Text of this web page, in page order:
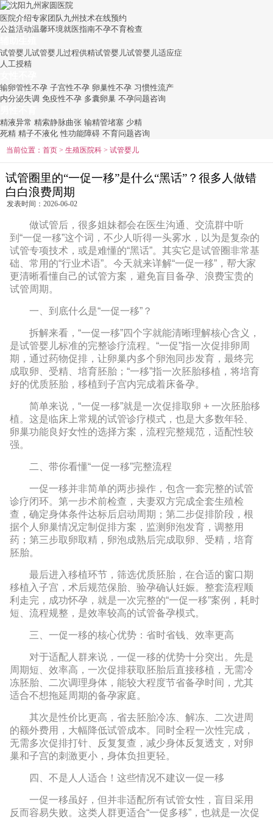
关于九州
医院介绍专家团队九州技术在线预约
公益活动温馨环境就医指南不孕不育检查
试管婴儿试管婴儿过程供精试管婴儿试管婴儿适应症
人工授精
输卵管性不孕 子宫性不孕 卵巢性不孕 习惯性流产
内分泌失调 免疫性不孕 多囊卵巢 不孕问题咨询
精液异常 精索静脉曲张 输精管堵塞 少精
死精 精子不液化 性功能障碍 不育问题咨询
当前位置： 首页> 生殖医院科> 试管婴儿
试管圈里的“一促一移”是什么“黑话”？很多人做错
白白浪费周期
发表时间：2026-06-02
做试管后，很多姐妹都会在医生沟通、交流群中听
到“一促一移”这个词，不少人听得一头雾水，以为是复杂的
试管专项技术，或是难懂的“黑话”。其实它是试管圈非常基
础、常用的“行业术语”。今天就来详解“一促一移”，帮大家
更清晰看懂自己的试管方案，避免盲目备孕、浪费宝贵的
试管周期。
一、到底什么是“一促一移”？
拆解来看，“一促一移”四个字就能清晰理解核心含义，
是试管婴儿标准的完整诊疗流程。“一促”指一次促排卵周
期，通过药物促排，让卵巢内多个卵泡同步发育，最终完
成取卵、受精、培育胚胎；“一移”指一次胚胎移植，将培育
好的优质胚胎，移植到子宫内完成着床备孕。
简单来说，“一促一移”就是一次促排取卵 + 一次胚胎移
植。这是临床上常规的试管诊疗模式，也是大多数年轻、
卵巢功能良好女性的选择方案，流程完整规范，适配性较
强。
二、带你看懂“一促一移”完整流程
一促一移并非简单的两步操作，包含一套完整的试管
诊疗闭环。第一步术前检查，夫妻双方完成全套生殖检
查，确定身体条件达标后启动周期；第二步促排阶段，根
据个人卵巢情况定制促排方案，监测卵泡发育，调整用
药；第三步取卵取精，卵泡成熟后完成取卵、受精，培育
胚胎。
最后进入移植环节，筛选优质胚胎，在合适的窗口期
移植入子宫，术后规范保胎、验孕确认妊娠。整套流程顺
利走完，成功怀孕，就是一次完整的“一促一移”案例，耗时
短、流程规整，是效率较高的试管备孕模式。
三、一促一移的核心优势：省时省钱、效率更高
对于适配人群来说，一促一移的优势十分突出。先是
周期短、效率高，一次促排获取胚胎后直接移植，无需冷
冻胚胎、二次调理身体，能较大程度节省备孕时间，尤其
适合不想拖延周期的备孕家庭。
其次是性价比更高，省去胚胎冷冻、解冻、二次进周
的额外费用，大幅降低试管成本。同时全程一次性完成，
无需多次促排打针、反复复查，减少身体反复透支，对卵
巢和子宫的刺激更小，身体负担更轻。
四、不是人人适合！这些情况不建议一促一移
一促一移虽好，但并非适配所有试管女性，盲目采用
反而容易失败。这类人群更适合“一促多移”，也就是一次促